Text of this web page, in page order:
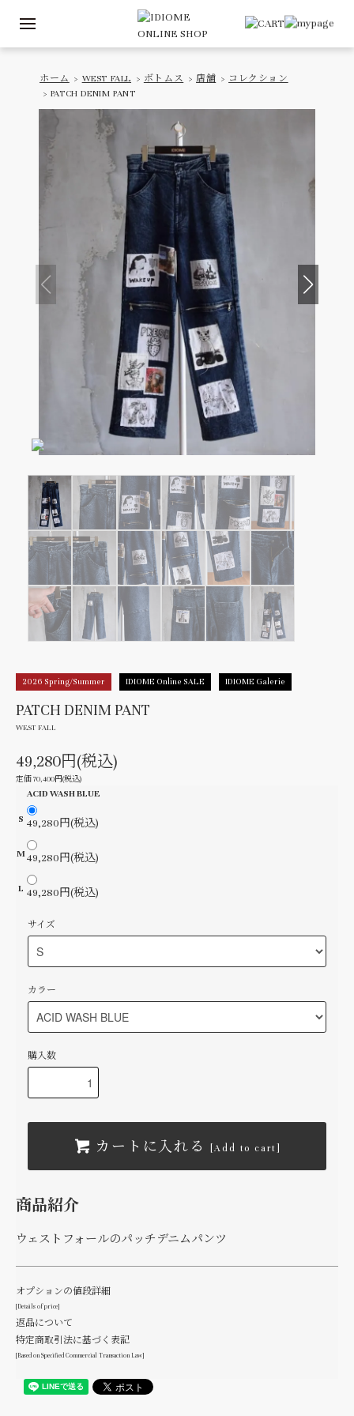
ホーム > WEST FALL > ボトムス > 店舗 > コレクション
> PATCH DENIM PANT
2026 Spring/Summer IDIOME Online SALE IDIOME Galerie
PATCH DENIM PANT
WEST FALL
49,280円(税込)
定価 70,400円(税込)
ACID WASH BLUE
S 49,280円(税込)
M 49,280円(税込)
L 49,280円(税込)
サイズ
カラー
購入数
カートに入れる [Add to cart]
商品紹介
ウェストフォールのパッチデニムパンツ
オプションの値段詳細
[Details of price]
返品について
特定商取引法に基づく表記
[Based on Specified Commercial Transaction Law]